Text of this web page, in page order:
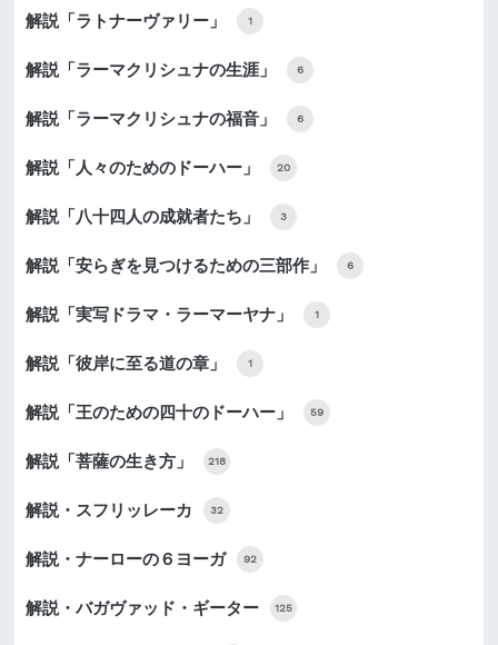
解説「ラトナーヴァリー」 1
解説「ラーマクリシュナの生涯」 6
解説「ラーマクリシュナの福音」 6
解説「人々のためのドーハー」 20
解説「八十四人の成就者たち」 3
解説「安らぎを見つけるための三部作」 6
解説「実写ドラマ・ラーマーヤナ」 1
解説「彼岸に至る道の章」 1
解説「王のための四十のドーハー」 59
解説「菩薩の生き方」 218
解説・スフリッレーカ 32
解説・ナーローの６ヨーガ 92
解説・バガヴァッド・ギーター 125